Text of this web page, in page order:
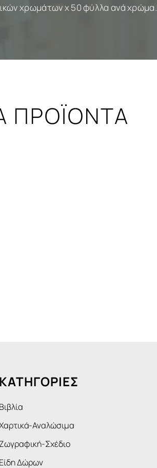
χρωμάτων x 50 φύλλα ανά χρώμα.
ΠΡΟΪΟΝΤΑ
ΚΑΤΗΓΟΡΙΕΣ
Βιβλία
Αναλώσιμα
Ζωγραφική-Σχέδιο
Είδη Δώρων